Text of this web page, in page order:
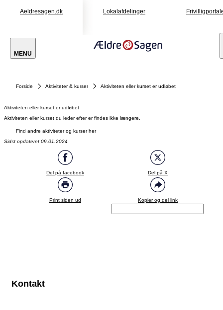
Aeldresagen.dk Lokalafdelinger
MENU
Forside Aktiviteter & kurser Aktiviteten eller kurset er udløbet
Aktiviteten eller kurset er udløbet
Aktiviteten eller kurset du leder efter er findes ikke længere.
Find andre aktiviteter og kurser her
Sidst opdateret 09.01.2024
Del på facebook Del på X
Print siden ud Kopier og del link
Kontakt